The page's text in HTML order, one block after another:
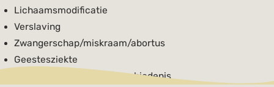
Lichaamsmodificatie
Verslaving
Zwangerschap/miskraam/abortus
Geestesziekte
Specifieke actualiteit/geschiedenis